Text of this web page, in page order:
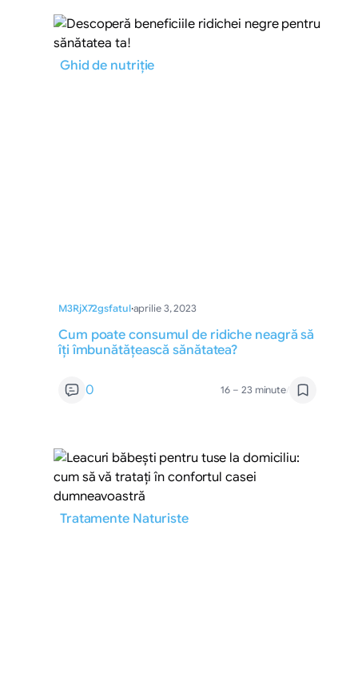
Ghid de nutriție
M3RjX72gsfatul·aprilie 3, 2023
Cum poate consumul de ridiche neagră să
îți îmbunătățească sănătatea?
0 16 – 23 minute/
Tratamente Naturiste